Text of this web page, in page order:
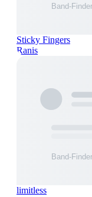
Sticky Fingers
Ranis
limitless